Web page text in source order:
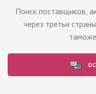
Поиск поставщиков,
через третьи